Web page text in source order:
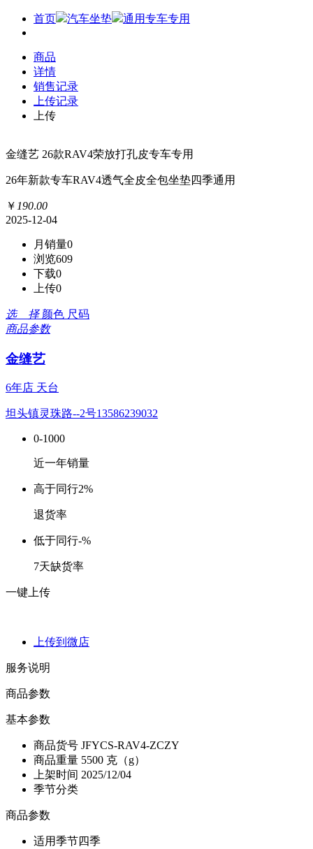
首页 汽车坐垫 通用专车专用
商品
详情
销售记录
上传记录
上传
金缝艺 26款RAV4荣放打孔皮专车专用
26年新款专车RAV4透气全皮全包坐垫四季通用
￥ 190.00
2025-12-04
月销量0
浏览609
下载0
上传0
选 择 颜色 尺码
商品参数
金缝艺
6年店 天台
坦头镇灵珠路--2号13586239032
0-1000
近一年销量
高于同行2%
退货率
低于同行-%
7天缺货率
一键上传
上传到微店
服务说明
商品参数
基本参数
商品货号 JFYCS-RAV4-ZCZY
商品重量 5500 克（g）
上架时间 2025/12/04
季节分类
商品参数
适用季节四季